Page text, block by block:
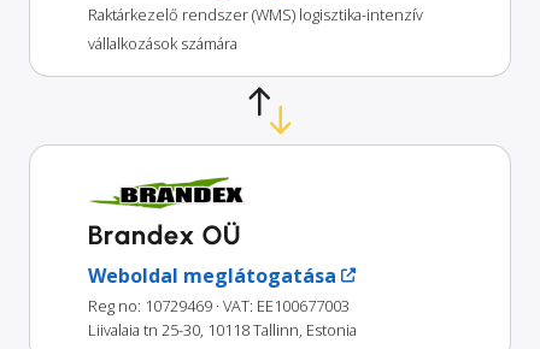
Raktárkezelő rendszer (WMS) logisztika-intenzív
vállalkozások számára
Brandex OÜ
Weboldal meglátogatása
Reg no: 10729469 · VAT: EE100677003
Liivalaia tn 25-30, 10118 Tallinn, Estonia